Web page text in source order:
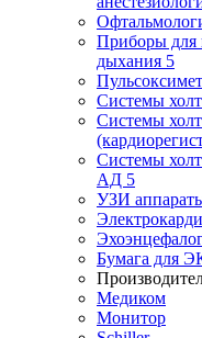
Приборы для
дыхания 5
Системы
Системы
Системы
АД 5
УЗИ
Бумага для
Медиком
Монитор